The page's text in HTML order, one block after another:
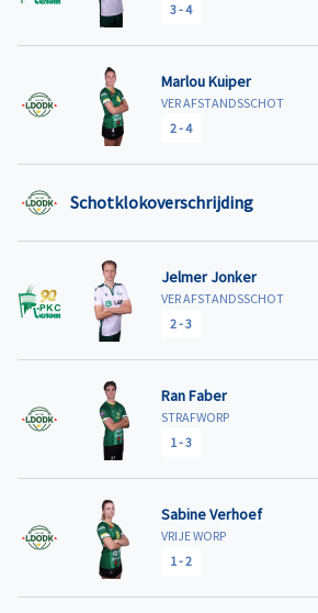
3-4
Marlou Kuiper
VER AFSTANDSSCHOT
2-4
Schotklokoverschrijding
Jelmer Jonker
VER AFSTANDSSCHOT
2-3
Ran Faber
STRAFWORP
1-3
Sabine Verhoef
VRIJE WORP
1-2